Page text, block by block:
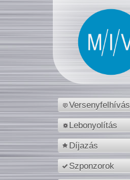
Versenyfelhívás
Lebonyolítás
Díjazás
Szponzorok